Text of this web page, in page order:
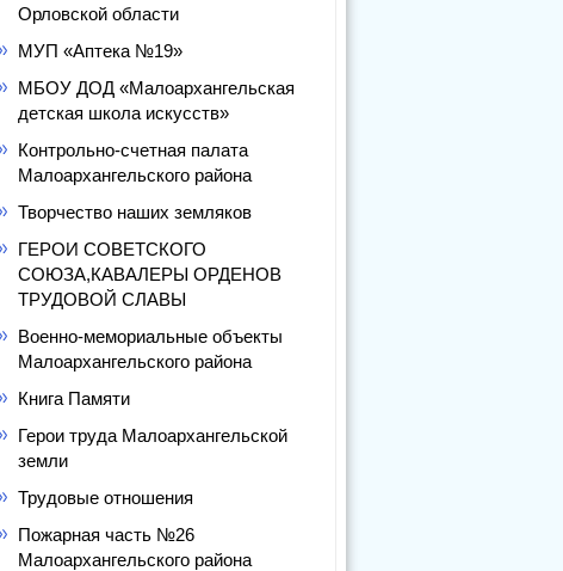
Орловской области
МУП «Аптека №19»
МБОУ ДОД «Малоархангельская
детская школа искусств»
Контрольно-счетная палата
Малоархангельского района
Творчество наших земляков
ГЕРОИ СОВЕТСКОГО
СОЮЗА,КАВАЛЕРЫ ОРДЕНОВ
ТРУДОВОЙ СЛАВЫ
Военно-мемориальные объекты
Малоархангельского района
Книга Памяти
Герои труда Малоархангельской
земли
Трудовые отношения
Пожарная часть №26
Малоархангельского района